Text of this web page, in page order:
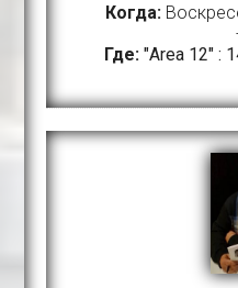
Когда:
Где: "Area 12" :